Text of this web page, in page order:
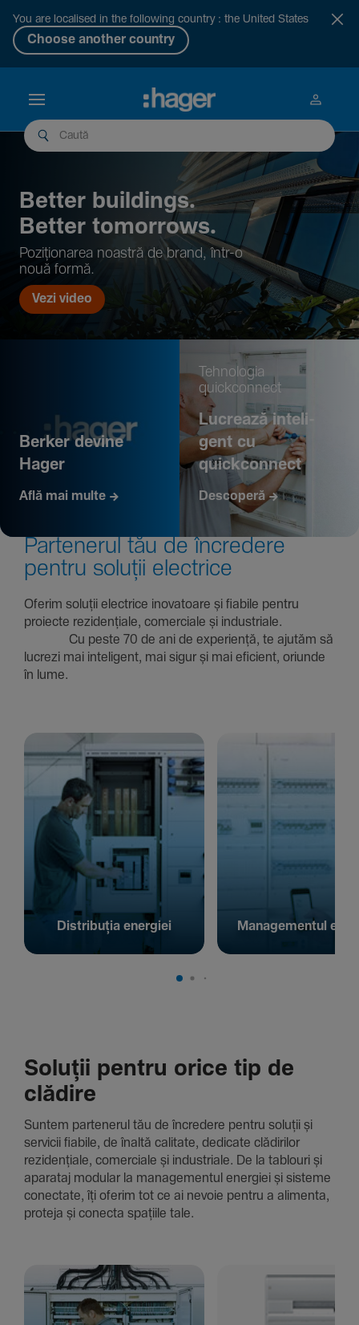
You are localised in the following country : the United States
Choose another country
Better buil­dings.
Better tomor­rows.
Pozi­țio­narea noastră de brand, într-o
nouă formă.
Vezi video
Berker devine
Hager
Află mai multe
Tehno­logia
quickconnect
Lucrează inte­li­
gent cu
quickconnect
Descoperă
Parte­nerul tău de încre­dere
pentru soluții electrice
Oferim soluții electrice inova­toare și fiabile pentru
proiecte rezi­den­țiale, comer­ciale și indus­triale.
Cu peste 70 de ani de expe­riență, te ajutăm să
lucrezi mai inte­li­gent, mai sigur și mai eficient, oriunde
în lume.
Distribuția energiei Managementul
Soluții pentru orice tip de
clădire
Suntem parte­nerul tău de încre­dere pentru soluții și
servicii fiabile, de înaltă cali­tate, dedi­cate clădi­rilor
rezi­den­țiale, comer­ciale și indus­triale. De la tablouri și
aparataj modular la managementul energiei și sisteme
conec­tate, îți oferim tot ce ai nevoie pentru a alimenta,
proteja și conecta spațiile tale.